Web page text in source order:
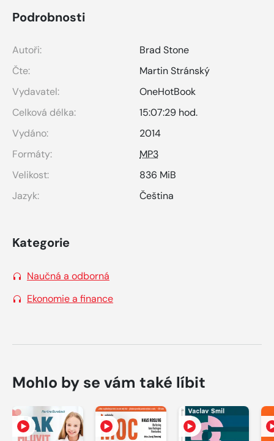
Podrobnosti
Autoři:
Brad Stone
Čte:
Martin Stránský
Vydavatel:
OneHotBook
Celková délka:
15:07:29 hod.
Vydáno:
2014
Formáty:
MP3
Velikost:
836 MiB
Jazyk:
Čeština
Kategorie
Naučná a odborná
Ekonomie a finance
Mohlo by se vám také líbit